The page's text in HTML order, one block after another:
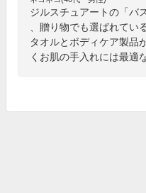
ジルスチュアートの「バ
、贈り物でも選ばれてい
タオルとボディケア製品
くお肌の手入れには最適